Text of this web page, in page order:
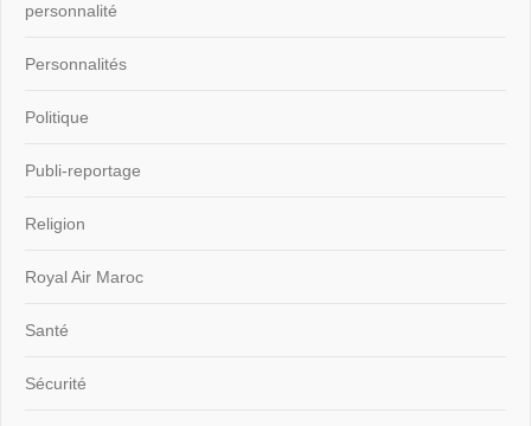
personnalité
Personnalités
Politique
Publi-reportage
Religion
Royal Air Maroc
Santé
Sécurité